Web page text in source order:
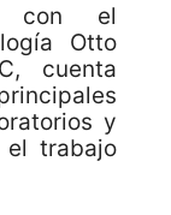
con el
Otto
cuenta
y
trabajo